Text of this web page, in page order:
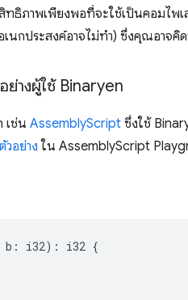
ธิภาพเพียงพอที่จะใช้เป็นคอมไพเ
นกประสงค์อาจไม่ทำ) ซึ่งคุณอาจคิด
างผู้ใช้ Binaryen
เช่น AssemblyScript ซึ่งใช้
วอย่าง ใน AssemblyScript
b : i32) : i32 {